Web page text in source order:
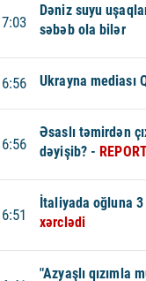
Dəniz suyu
səbəb ola bilər
Ukrayna mediası
Əsaslı təmirdən
dəyişib? -
İtaliyada oğluna
xərclədi
"Azyaşlı qızımla